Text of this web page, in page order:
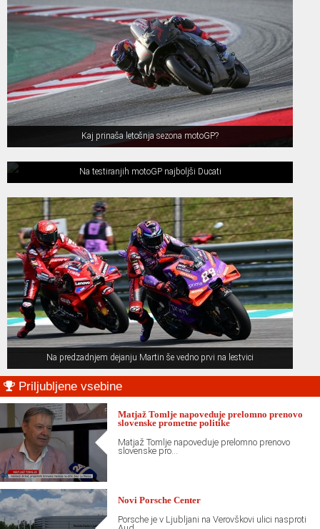
Kaj prinaša letošnja sezona motoGP?
Na testiranjih motoGP najboljši Ducati
Na predzadnjem dejanju Martin še vedno prvi na lestvici
Primary
Sidebar
Priljubljene vsebine
Matjaž Tomlje napoveduje prelomno prenovo
slovenske prometne politike
Matjaž Tomlje napoveduje prelomno prenovo
slovenske pro...
Novi Porsche Center
Porsche je v Ljubljani na Verovškovi ulici nasproti